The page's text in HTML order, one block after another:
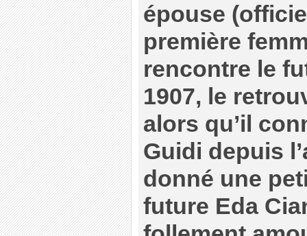
épouse
première
rencontre le
1907, le
alors qu’il
Guidi depuis
donné une
future Eda